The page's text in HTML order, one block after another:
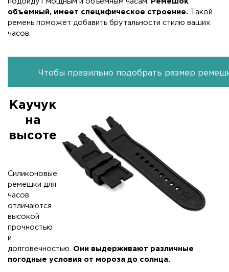
объемный, имеет специфическое строение.
Такой
ремень поможет добавить брутальности стилю ваших
часов.
Чтобы правильно подобрать размер
Каучук
на
высоте
Силиконовые
ремешки для
часов
отличаются
высокой
прочностью
и
долговечностью. Они выдерживают различные
погодные условия от мороза до солнца.